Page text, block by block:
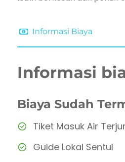
Informasi Biaya
Informasi
Biaya Sudah
Tiket Masuk Air
Guide Lokal Sentul